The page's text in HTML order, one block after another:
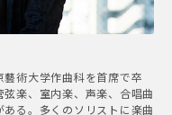
術大学作曲科を首席で卒
楽、室内楽、声楽、合唱曲
る。多くのソリストに楽曲